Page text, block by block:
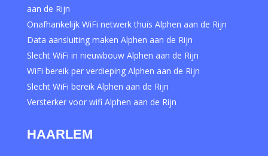
aan de Rijn
Onafhankelijk WiFi netwerk thuis Alphen aan de Rijn
Data aansluiting maken Alphen aan de Rijn
Slecht WiFi in nieuwbouw Alphen aan de Rijn
WiFi bereik per verdieping Alphen aan de Rijn
Slecht WiFi bereik Alphen aan de Rijn
Versterker voor wifi Alphen aan de Rijn
HAARLEM